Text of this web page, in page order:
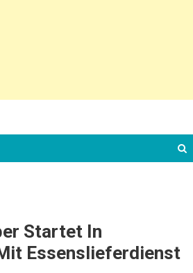
Startet In
Essenslieferdienst